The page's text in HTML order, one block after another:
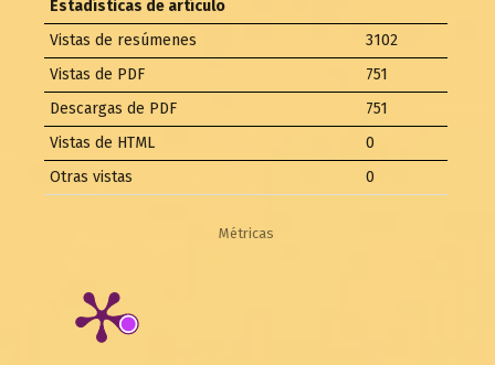
Estadísticas de artículo
Vistas de resúmenes
3102
Vistas de PDF
751
Descargas de PDF
751
Vistas de HTML
0
Otras vistas
0
Métricas